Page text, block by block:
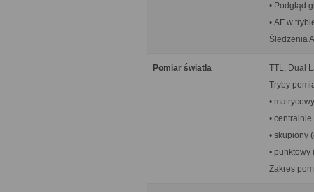
• Podgląd
• AF w
Śledzenia
Pomiar światła
TTL, Dual
Tryby
• matrycowy
•
• skupiony
• punktowy
Zakres